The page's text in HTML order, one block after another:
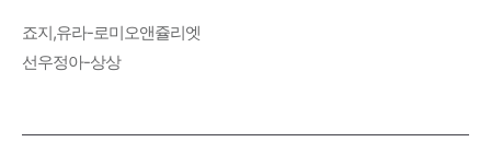
죠지,유라-로미오앤쥴리엣
선우정아-상상